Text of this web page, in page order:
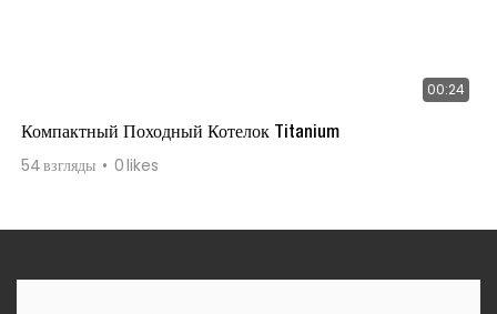
00:24
Компактный Походный Котелок Titanium
54взгляды 0likes